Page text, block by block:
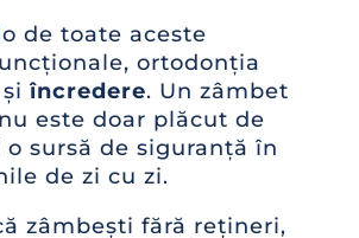
de toate aceste
ortodonția
șiîncredere. Un zâmbet
este doar plăcut de
sursă de siguranță în
de zi cu zi.
zâmbești fără rețineri,